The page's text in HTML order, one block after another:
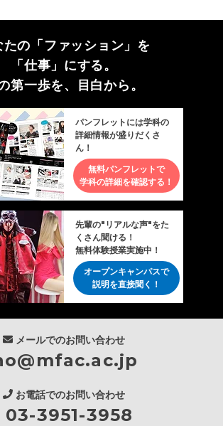
たの「ファッション」を
「仕事」にする。
第一歩を、目白から。
パンフレットには学科の
詳細情報が盛りだくさ
ん！
無料パンフレットで
学科の詳細を確認する！
先輩の"リアルな声"をた
くさん聞ける！
無料体験授業実施中！
オープンキャンパスで
説明を直接聞く！
メールでのお問い合わせ
お電話でのお問い合わせ
03-3951-3958